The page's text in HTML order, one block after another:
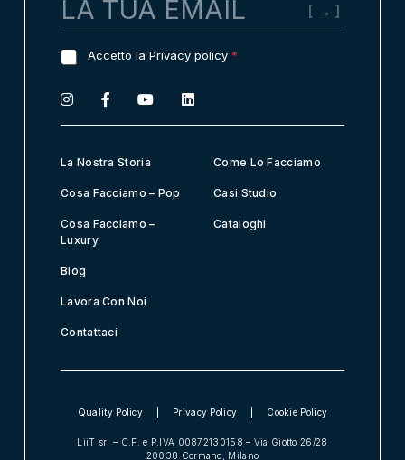
La Nostra Storia
Cosa Facciamo – Pop
Cosa Facciamo –
Luxury
Come Lo Facciamo
Casi Studio
Cataloghi
Blog
Lavora Con Noi
Contattaci
m
a
iG
P
R
A
r
e
e
n
*
Accetto la Privacy policy *
LiiT srl – C.F. e P.IVA 00872130158 – Via Giotto 26/28
20038 Cormano, Milano
Quality Policy Privacy Policy Cookie Policy